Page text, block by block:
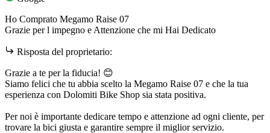
Ho Comprato Megamo Raise 07
Grazie per l impegno e Attenzione che mi Hai Dedicato
Risposta del proprietario:
Grazie a te per la fiducia! 😊
Siamo felici che tu abbia scelto la Megamo Raise 07 e che la tua
esperienza con Dolomiti Bike Shop sia stata positiva.
Per noi è importante dedicare tempo e attenzione ad ogni cliente, per
trovare la bici giusta e garantire sempre il miglior servizio.